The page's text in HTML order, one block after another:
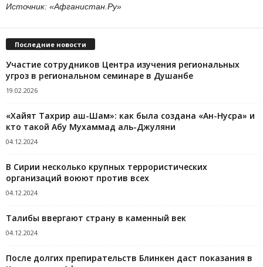
Источник: «Афганистан.Ру»
Последние новости
Участие сотрудников Центра изучения региональных
угроз в региональном семинаре в Душанбе
19.02.2026
«Хайят Тахрир аш-Шам»: как была создана «Ан-Нусра» и
кто такой Абу Мухаммад аль-Джуляни
04.12.2024
В Сирии несколько крупных террористических
организаций воюют против всех
04.12.2024
Талибы ввергают страну в каменный век
04.12.2024
После долгих препирательств Блинкен даст показания в